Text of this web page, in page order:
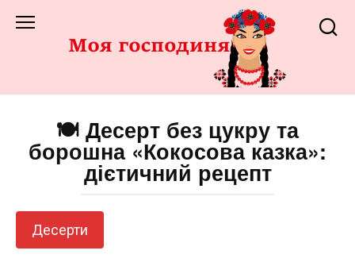
до
🍽️ Десерт без цукру та
борошна «Кокосова казка»:
дієтичний рецепт
Десерти